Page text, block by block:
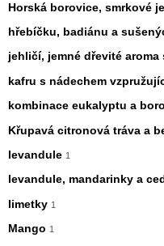
Horská borovice, smrkové
hřebíčku, badiánu a
jehličí, jemné dřevité
kafru s nádechem
kombinace eukalyptu a
Křupavá citronová tráva a
levandule 1
levandule, mandarinky a
limetky 1
Mango 1